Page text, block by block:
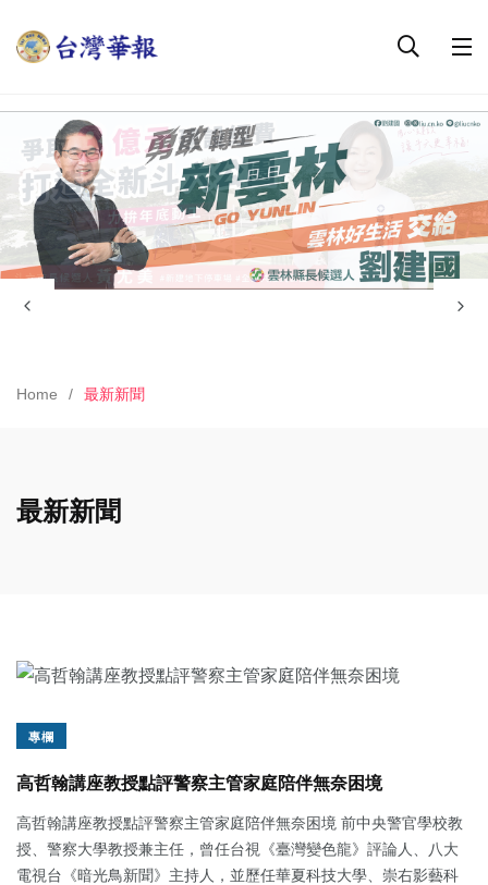
Home 最新新聞
最新新聞
專欄
高哲翰講座教授點評警察主管家庭陪伴無奈困境
高哲翰講座教授點評警察主管家庭陪伴無奈困境 前中央警官學校教
授、警察大學教授兼主任，曾任台視《臺灣變色龍》評論人、八大
電視台《暗光鳥新聞》主持人，並歷任華夏科技大學、崇右影藝科